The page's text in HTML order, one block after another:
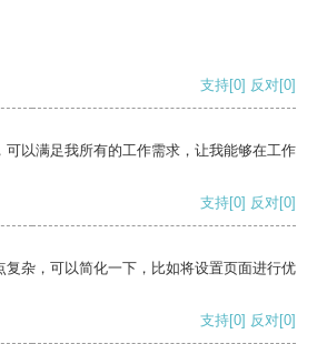
支持[0] 反对[0]
可以满足我所有的工作需求，让我能够在工作
支持[0] 反对[0]
复杂，可以简化一下，比如将设置页面进行优
支持[0] 反对[0]